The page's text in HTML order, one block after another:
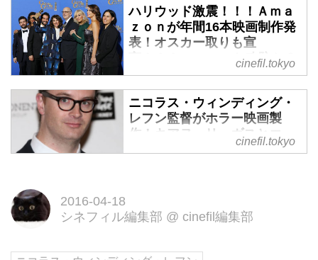
ン
「ブロンソン」「ドライヴ」の鬼
才ニコラス・ウィンディング・レ
フン監督最新作『The Neon
Demon』の予告編が公開され
た。
出てくるのは、美女だらけ---ぽつ
んと一人の男性はキアヌ・リーヴ
いる映像。
ペティション作品として、すでに
ハリウッド激震！！！Ａｍａ
ｚｏｎが年間16本映画制作発
表！オスカー取りも宣
言！！！NETFLIXと攻防か？
- シネフィル - 映画好きによる
映画好きのためのWebマガジ
ン
16年末の27日に、米アマゾン・
ドットコムのジェフ・ベゾス最高
からだ。
り、年間16本のペースで制作し、
cinefil.tokyo
ニコラス・ウィンディング・
レフン監督がホラー映画製
作！キアヌ・リーヴスとエ
ル・ファニング、ジェナ・マ
『プッシャー』三部作や『ドライ
グ・レフン監督が、Amazonと新
cinefil.tokyo
2016-04-18
シネフィル編集部 @ cinefil編集部